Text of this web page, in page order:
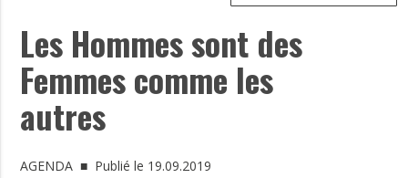
Les Hommes sont des
Femmes comme les
autres
AGENDA ■ Publié le 19.09.2019